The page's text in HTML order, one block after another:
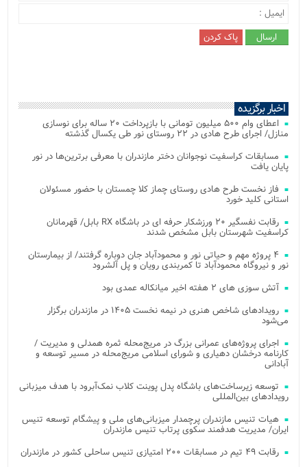
اخبار برگزیده
اعطای وام ۵۰۰ میلیون تومانی با بازپرداخت ۲۰ ساله برای نوسازی
منازل/ اجرای طرح هادی در ۲۲ روستای نور طی یکسال گذشته
مسابقات کراسفیت نوجوانان دختر مازندران با معرفی برترین‌ها در نور
پایان یافت
فاز نخست طرح هادی روستای چماز کلا چمستان با حضور مسئولان
استانی کلید خورد
رقابت نفسگیر ۲۰ ورزشکار حرفه ای در باشگاه RX بابل/ قهرمانان
کراسفیت شهرستان بابل مشخص شدند
۴ پروژه مهم و حیاتی نور و محمودآباد جان دوباره گرفتند/ از بیمارستان
نور و نیروگاه محمودآباد تا کمربندی رویان و پل آلشرود
آتش‌ سوزی‌ های ۲ هفته اخیر میانکاله عمدی بود
رویدادهای شاخص هنری در نیمه نخست ۱۴۰۵ در مازندران برگزار
می‌شود
اجرای پروژه‌های عمرانی بزرگ در مریج‌محله ثمره همدلی و مدیریت /
کارنامه درخشان دهیاری و شورای اسلامی مریج‌محله در مسیر توسعه و
آبادانی
توسعه زیرساخت‌های باشگاه پدل پوینت کلاب نمک‌آبرود با هدف میزبانی
رویدادهای بین‌المللی
هیات تنیس مازندران پرچمدار میزبانی‌های ملی و پیشگام توسعه تنیس
ایران/ مدیریت هدفمند سکوی پرتاب تنیس مازندران
رقابت ۴۹ تیم در مسابقات ۲۰۰ امتیازی تنیس ساحلی کشور در مازندران